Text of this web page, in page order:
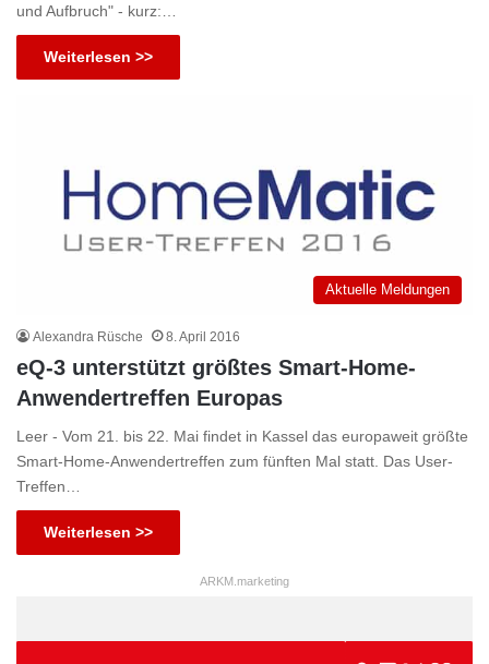
und Aufbruch" - kurz:…
Weiterlesen >>
Aktuelle Meldungen
Alexandra Rüsche 8. April 2016
eQ-3 unterstützt größtes Smart-Home-
Anwendertreffen Europas
Leer - Vom 21. bis 22. Mai findet in Kassel das europaweit größte
Smart-Home-Anwendertreffen zum fünften Mal statt. Das User-
Treffen…
Weiterlesen >>
ARKM.marketing